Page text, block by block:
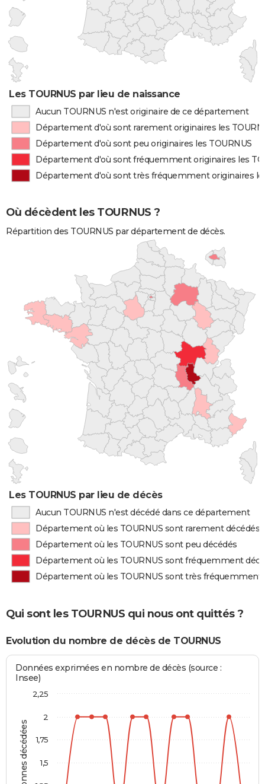
Les TOURNUS par lieu de naissance
Aucun TOURNUS n'est originaire de ce département
Département d'où sont rarement originaires les
Département d'où sont peu originaires les TOURNUS
Département d'où sont fréquemment originaires les
Département d'où sont très fréquemment originaires
Où décèdent les TOURNUS ?
Répartition des TOURNUS par département de décès.
Les TOURNUS par lieu de décès
Aucun TOURNUS n'est décédé dans ce département
Département où les TOURNUS sont rarement décédés
Département où les TOURNUS sont peu décédés
Département où les TOURNUS sont fréquemment
Département où les TOURNUS sont très fréquemment
Qui sont les TOURNUS qui nous ont quittés ?
Evolution du nombre de décès de TOURNUS
Personnes décédées
Données exprimées en nombre de décès (source :
Insee)
1,5
1,75
2
2,25